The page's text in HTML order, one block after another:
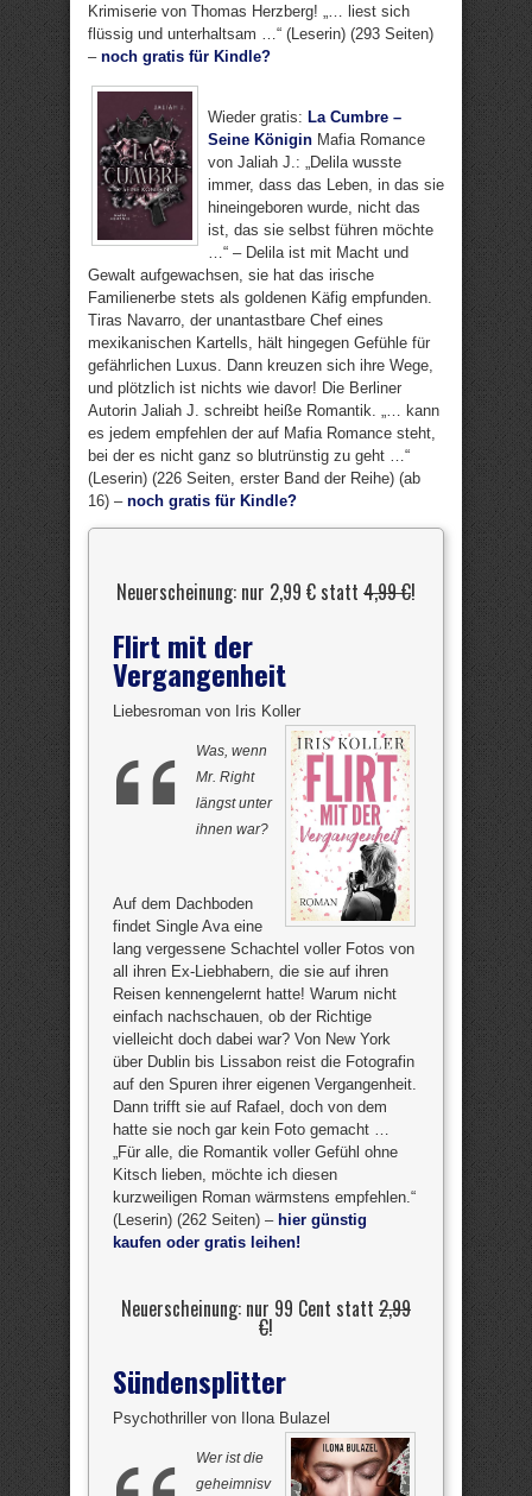
Krimiserie von Thomas Herzberg! „… liest sich
flüssig und unterhaltsam …“ (Leserin) (293 Seiten)
– noch gratis für Kindle?
Wieder gratis: La Cumbre –
Seine Königin Mafia Romance
von Jaliah J.: „Delila wusste
immer, dass das Leben, in das sie
hineingeboren wurde, nicht das
ist, das sie selbst führen möchte
…“ – Delila ist mit Macht und
Gewalt aufgewachsen, sie hat das irische
Familienerbe stets als goldenen Käfig empfunden.
Tiras Navarro, der unantastbare Chef eines
mexikanischen Kartells, hält hingegen Gefühle für
gefährlichen Luxus. Dann kreuzen sich ihre Wege,
und plötzlich ist nichts wie davor! Die Berliner
Autorin Jaliah J. schreibt heiße Romantik. „… kann
es jedem empfehlen der auf Mafia Romance steht,
bei der es nicht ganz so blutrünstig zu geht …“
(Leserin) (226 Seiten, erster Band der Reihe) (ab
16) – noch gratis für Kindle?
Neuerscheinung: nur 2,99 € statt 4,99 €!
Flirt mit der
Vergangenheit
Liebesroman von Iris Koller
Was, wenn
Mr. Right
längst unter
ihnen war?
Auf dem Dachboden
findet Single Ava eine
lang vergessene Schachtel voller Fotos von
all ihren Ex-Liebhabern, die sie auf ihren
Reisen kennengelernt hatte! Warum nicht
einfach nachschauen, ob der Richtige
vielleicht doch dabei war? Von New York
über Dublin bis Lissabon reist die Fotografin
auf den Spuren ihrer eigenen Vergangenheit.
Dann trifft sie auf Rafael, doch von dem
hatte sie noch gar kein Foto gemacht …
„Für alle, die Romantik voller Gefühl ohne
Kitsch lieben, möchte ich diesen
kurzweiligen Roman wärmstens empfehlen.“
(Leserin) (262 Seiten) – hier günstig
kaufen oder gratis leihen!
Neuerscheinung: nur 99 Cent statt 2,99
€!
Sündensplitter
Psychothriller von Ilona Bulazel
Wer ist die
geheimnisv